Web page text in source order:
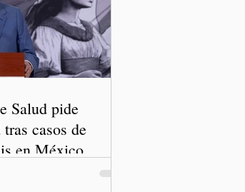
Salud pide
casos de
en México